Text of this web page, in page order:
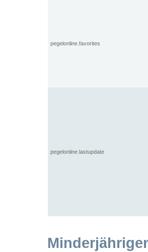
pegelonline.favorites
pegelonline.lastupdate